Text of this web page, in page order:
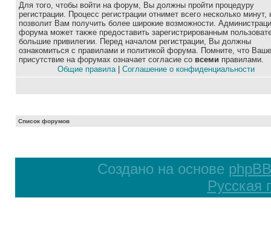
Для того, чтобы войти на форум, Вы должны пройти процедуру
регистрации. Процесс регистрации отнимет всего несколько минут,
позволит Вам получить более широкие возможности.
форума может также предоставить зарегистрированным
большие привилегии. Перед началом регистрации, Вы должны
ознакомиться с правилами и политикой форума. Помните, что Ваше
присутствие на форумах означает согласие со всеми правилами.
Общие правила| Соглашение о конфиденциальности
Список форумов
Создано на основе phpBB
Русская